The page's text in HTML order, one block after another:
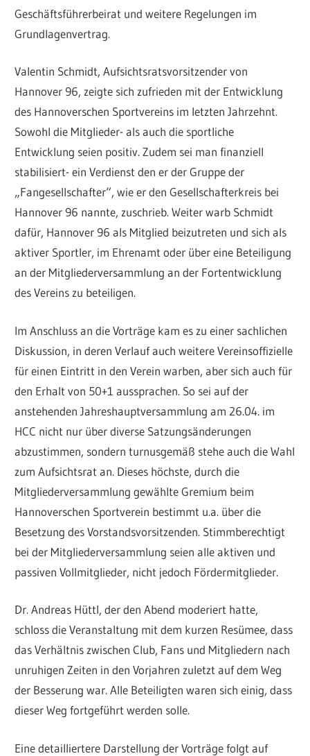
Geschäftsführerbeirat und weitere Regelungen im
Grundlagenvertrag.
Valentin Schmidt, Aufsichtsratsvorsitzender von
Hannover 96, zeigte sich zufrieden mit der Entwicklung
des Hannoverschen Sportvereins im letzten Jahrzehnt.
Sowohl die Mitglieder- als auch die sportliche
Entwicklung seien positiv. Zudem sei man finanziell
stabilisiert- ein Verdienst den er der Gruppe der
„Fangesellschafter“, wie er den Gesellschafterkreis bei
Hannover 96 nannte, zuschrieb. Weiter warb Schmidt
dafür, Hannover 96 als Mitglied beizutreten und sich als
aktiver Sportler, im Ehrenamt oder über eine Beteiligung
an der Mitgliederversammlung an der Fortentwicklung
des Vereins zu beteiligen.
Im Anschluss an die Vorträge kam es zu einer sachlichen
Diskussion, in deren Verlauf auch weitere Vereinsoffizielle
für einen Eintritt in den Verein warben, aber sich auch für
den Erhalt von 50+1 aussprachen. So sei auf der
anstehenden Jahreshauptversammlung am 26.04. im
HCC nicht nur über diverse Satzungsänderungen
abzustimmen, sondern turnusgemäß stehe auch die Wahl
zum Aufsichtsrat an. Dieses höchste, durch die
Mitgliederversammlung gewählte Gremium beim
Hannoverschen Sportverein bestimmt u.a. über die
Besetzung des Vorstandsvorsitzenden. Stimmberechtigt
bei der Mitgliederversammlung seien alle aktiven und
passiven Vollmitglieder, nicht jedoch Fördermitglieder.
Dr. Andreas Hüttl, der den Abend moderiert hatte,
schloss die Veranstaltung mit dem kurzen Resümee, dass
das Verhältnis zwischen Club, Fans und Mitgliedern nach
unruhigen Zeiten in den Vorjahren zuletzt auf dem Weg
der Besserung war. Alle Beteiligten waren sich einig, dass
dieser Weg fortgeführt werden solle.
Eine detailliertere Darstellung der Vorträge folgt auf